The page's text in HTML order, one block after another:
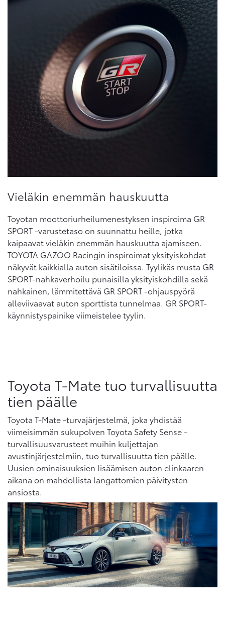
Vieläkin enemmän hauskuutta
Toyotan moottoriurheilumenestyksen inspiroima GR
SPORT -varustetaso on suunnattu heille, jotka
kaipaavat vieläkin enemmän hauskuutta ajamiseen.
TOYOTA GAZOO Racingin inspiroimat yksityiskohdat
näkyvät kaikkialla auton sisätiloissa. Tyylikäs musta GR
SPORT-nahkaverhoilu punaisilla yksityiskohdilla sekä
nahkainen, lämmitettävä GR SPORT -ohjauspyörä
alleviivaavat auton sporttista tunnelmaa. GR SPORT-
käynnistyspainike viimeistelee tyylin.
Toyota T-Mate tuo turvallisuutta
tien päälle
Toyota T-Mate -turvajärjestelmä, joka yhdistää
viimeisimmän sukupolven Toyota Safety Sense -
turvallisuusvarusteet muihin kuljettajan
avustinjärjestelmiin, tuo turvallisuutta tien päälle.
Uusien ominaisuuksien lisäämisen auton elinkaaren
aikana on mahdollista langattomien päivitysten
ansiosta.